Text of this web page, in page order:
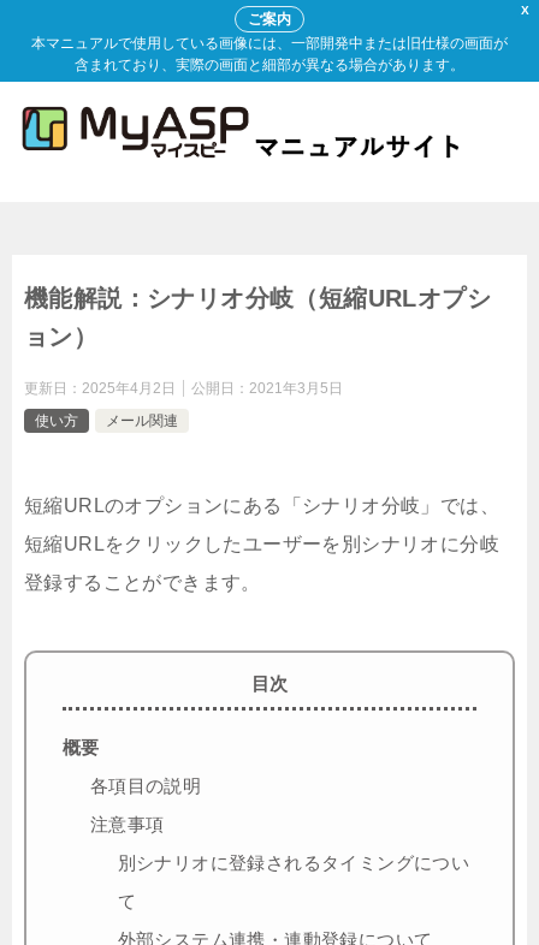
X
ご案内
本マニュアルで使用している画像には、一部開発中または旧仕様の画面が
含まれており、実際の画面と細部が異なる場合があります。
機能解説：シナリオ分岐（短縮URLオプシ
ョン）
更新日： 2025年4月2日 公開日： 2021年3月5日
使い方
メール関連
短縮URLのオプションにある「シナリオ分岐」では、
短縮URLをクリックしたユーザーを別シナリオに分岐
登録することができます。
目次
概要
各項目の説明
注意事項
別シナリオに登録されるタイミングについ
て
外部システム連携・連動登録について